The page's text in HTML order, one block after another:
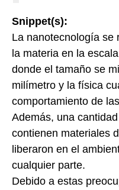
Snippet(s):
La nanotecnología se
la materia en la
donde el tamaño se
milímetro y la física
comportamiento de
Además, una
contienen materiales
liberaron en el
cualquier parte.
Debido a estas